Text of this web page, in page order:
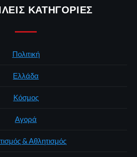
ΚΑΤΗΓΟΡΊΕΣ
Πολιτική
Ελλάδα
Κόσμος
Αγορά
& Αθλητισμός